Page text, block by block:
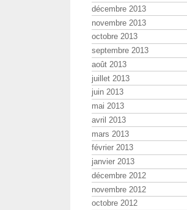
décembre 2013
novembre 2013
octobre 2013
septembre 2013
août 2013
juillet 2013
juin 2013
mai 2013
avril 2013
mars 2013
février 2013
janvier 2013
décembre 2012
novembre 2012
octobre 2012